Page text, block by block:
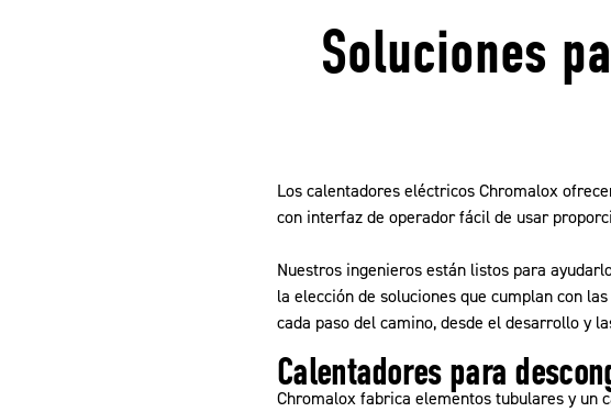
Soluciones
Los calentadores eléctricos Chromalox
con interfaz de operador fácil de usar
Nuestros ingenieros están listos para
la elección de soluciones que cumplan con
cada paso del camino, desde el desarrollo y
Calentadores para
Chromalox fabrica elementos tubulares y un